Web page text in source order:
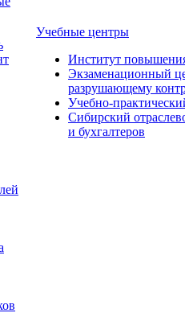
Учебные центры
Институт
Экзаменационный
разрушающему
Учебно-
Сибирский
и бухгалтеров